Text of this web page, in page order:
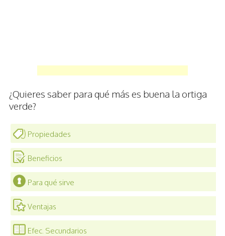
¿Quieres saber para qué más es buena la ortiga
verde?
Propiedades
Beneficios
Para qué sirve
Ventajas
Efec. Secundarios